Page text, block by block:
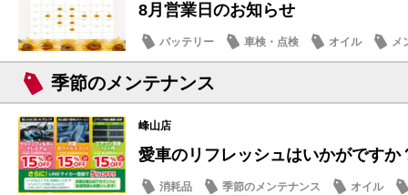
8月営業日のお知らせ
バッテリー 車検・点検 オイル メ
季節のメンテナンス
峰山店
愛車のリフレッシュはいかがですか
消耗品 季節のメンテナンス オイル